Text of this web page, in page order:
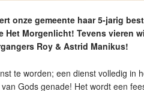
onze gemeente haar 5-jarig
Het Morgenlicht! Tevens vieren
Roy & Astrid Manikus!
te worden; een dienst volledig in
Gods genade! Het wordt een